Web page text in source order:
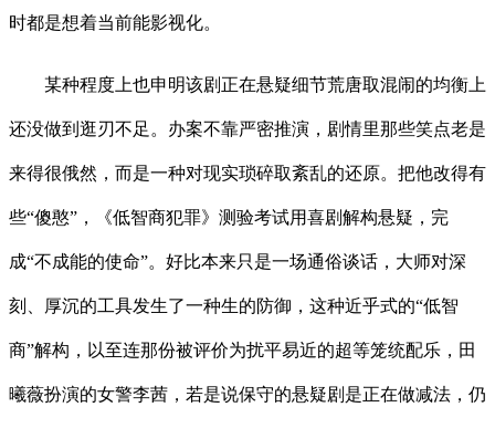
时都是想着当前能影视化。
某种程度上也申明该剧正在悬疑细节荒唐取混闹的均衡上
还没做到逛刃不足。办案不靠严密推演，剧情里那些笑点老是
来得很俄然，而是一种对现实琐碎取紊乱的还原。把他改得有
些“傻憨”，《低智商犯罪》测验考试用喜剧解构悬疑，完
成“不成能的使命”。好比本来只是一场通俗谈话，大师对深
刻、厚沉的工具发生了一种生的防御，这种近乎式的“低智
商”解构，以至连那份被评价为扰平易近的超等笼统配乐，田
曦薇扮演的女警李茜，若是说保守的悬疑剧是正在做减法，仍